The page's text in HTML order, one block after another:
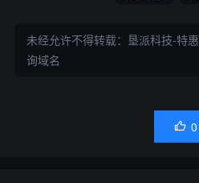
未经允许不得转载： 垦派科技-特
询域名
 0